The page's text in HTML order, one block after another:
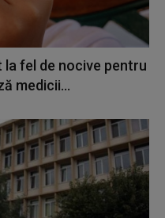
la fel de nocive pentru
medicii...